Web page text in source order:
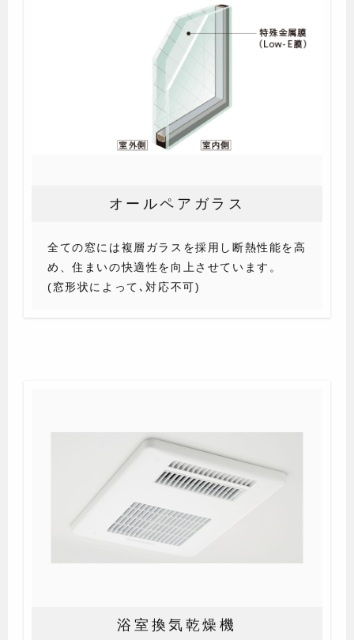
オールペアガラス
全ての窓には複層ガラスを採用し断熱性能を高
め、住まいの快適性を向上させています。
(窓形状によって､対応不可)
浴室換気乾燥機